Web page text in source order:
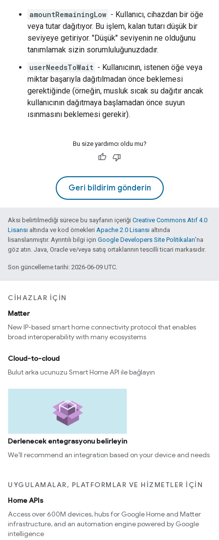
amountRemainingLow - Kullanıcı, cihazdan bir öğe
veya tutar dağıtıyor. Bu işlem, kalan tutarı düşük bir
seviyeye getiriyor. "Düşük" seviyenin ne olduğunu
tanımlamak sizin sorumluluğunuzdadır.
userNeedsToWait - Kullanıcının, istenen öğe veya
miktar başarıyla dağıtılmadan önce beklemesi
gerektiğinde (örneğin, musluk sıcak su dağıtır ancak
kullanıcının dağıtmaya başlamadan önce suyun
ısınmasını beklemesi gerekir).
Bu size yardımcı oldu mu?
Geri bildirim gönderin
Aksi belirtilmediği sürece bu sayfanın içeriği Creative Commons Atıf 4.0
Lisansı altında ve kod örnekleri Apache 2.0 Lisansı altında
lisanslanmıştır. Ayrıntılı bilgi için Google Developers Site Politikaları'na
göz atın. Java, Oracle ve/veya satış ortaklarının tescilli ticari markasıdır.
Son güncelleme tarihi: 2026-06-09 UTC.
CIHAZLAR IÇIN
Matter
New IP-based smart home connectivity protocol that enables
broad interoperability with many ecosystems
Cloud-to-cloud
Bulut arka ucunuzu Smart Home API ile bağlayın
Derlenecek entegrasyonu belirleyin
We’ll recommend an integration based on your device and needs
UYGULAMALAR, PLATFORMLAR VE HIZMETLER IÇIN
Home APIs
Access over 600M devices, hubs for Google Home and Matter
infrastructure, and an automation engine powered by Google
intelligence